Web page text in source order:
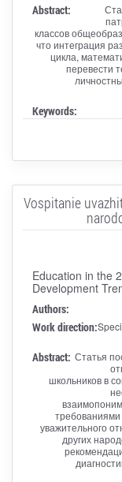
Abstract:
классов
что интеграция
цикла,
перевести
Keywords:
Vospitanie
Education in the
Development
Authors:
Work direction:
Abstract: Статья
школьников в
уважительного
других